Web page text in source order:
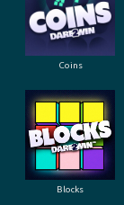
Coins
Blocks